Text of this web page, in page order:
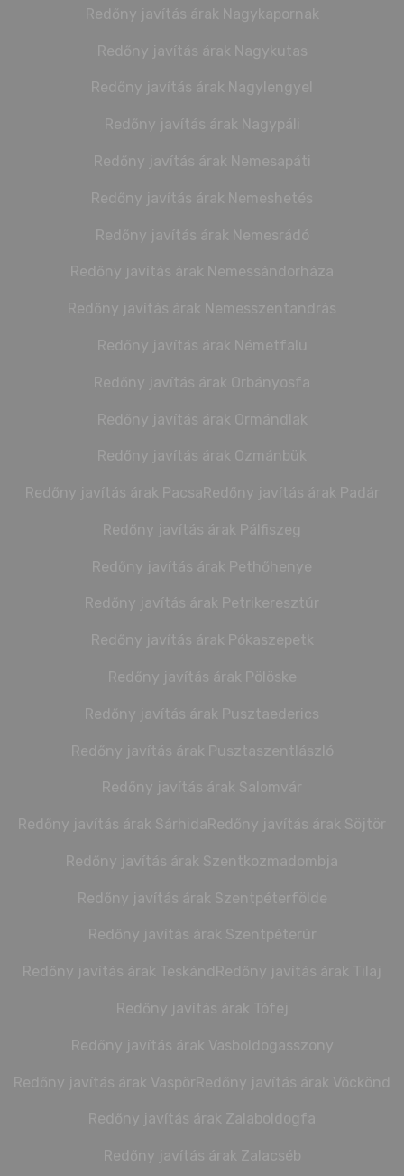
Redőny javítás árak Nagykapornak
Redőny javítás árak Nagykutas
Redőny javítás árak Nagylengyel
Redőny javítás árak Nagypáli
Redőny javítás árak Nemesapáti
Redőny javítás árak Nemeshetés
Redőny javítás árak Nemesrádó
Redőny javítás árak Nemessándorháza
Redőny javítás árak Nemesszentandrás
Redőny javítás árak Németfalu
Redőny javítás árak Orbányosfa
Redőny javítás árak Ormándlak
Redőny javítás árak Ozmánbük
Redőny javítás árak Pacsa Redőny javítás árak Padár
Redőny javítás árak Pálfiszeg
Redőny javítás árak Pethőhenye
Redőny javítás árak Petrikeresztúr
Redőny javítás árak Pókaszepetk
Redőny javítás árak Pölöske
Redőny javítás árak Pusztaederics
Redőny javítás árak Pusztaszentlászló
Redőny javítás árak Salomvár
Redőny javítás árak Sárhida Redőny javítás árak Söjtör
Redőny javítás árak Szentkozmadombja
Redőny javítás árak Szentpéterfölde
Redőny javítás árak Szentpéterúr
Redőny javítás árak Teskánd Redőny javítás árak Tilaj
Redőny javítás árak Tófej
Redőny javítás árak Vasboldogasszony
Redőny javítás árak Vaspör Redőny javítás árak Vöckönd
Redőny javítás árak Zalaboldogfa
Redőny javítás árak Zalacséb